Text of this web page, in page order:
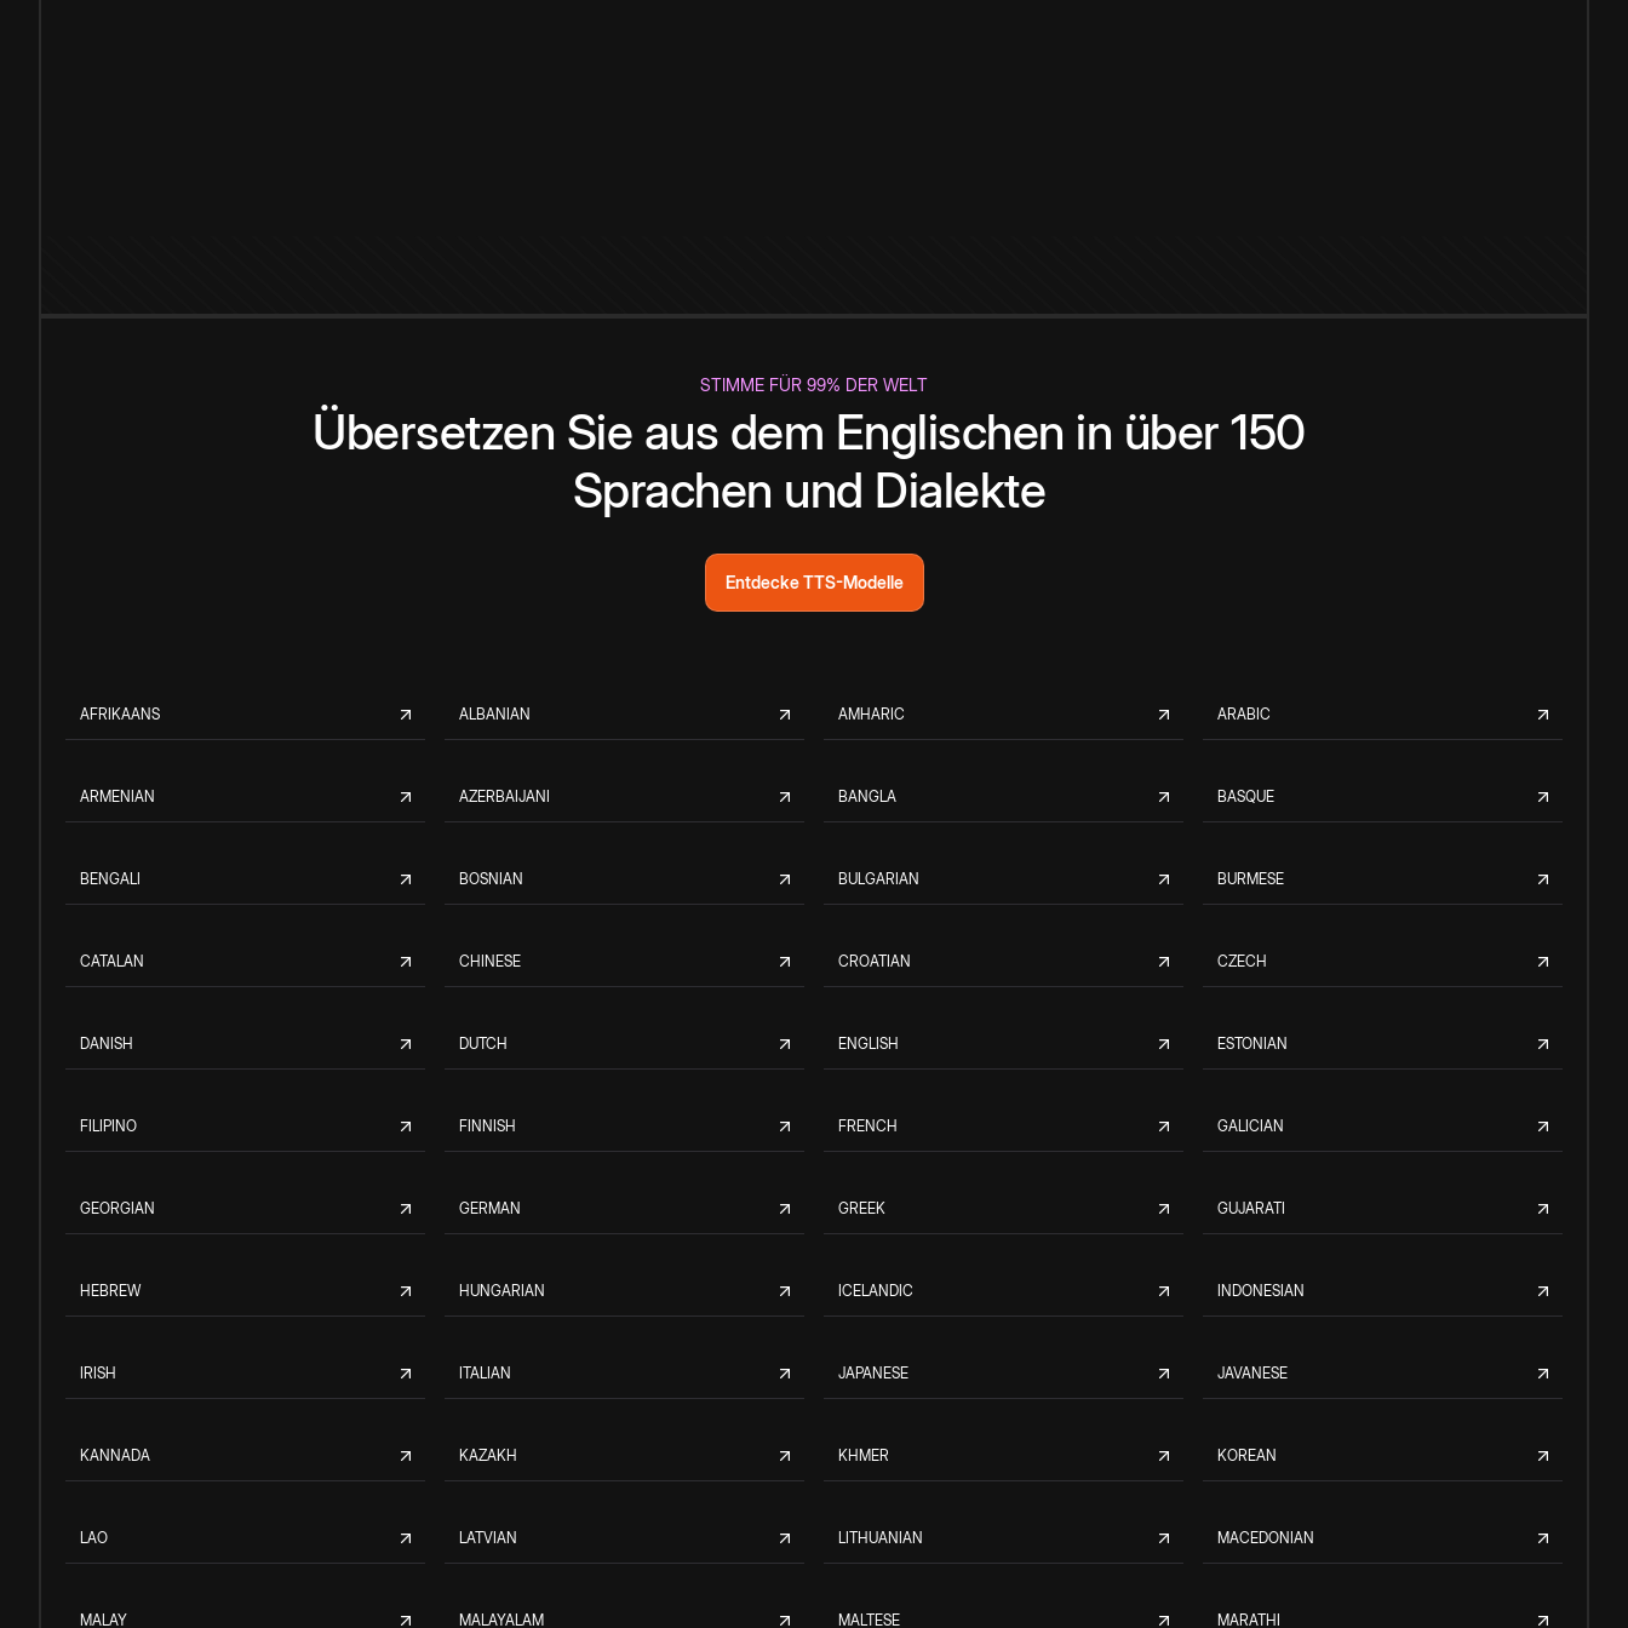
STIMME FÜR 99% DER WELT
Übersetzen Sie aus dem Englischen in über 150
Sprachen und Dialekte
Entdecke TTS-Modelle
AFRIKAANS ALBANIAN AMHARIC ARABIC
ARMENIAN AZERBAIJANI BANGLA BASQUE
BENGALI BOSNIAN BULGARIAN BURMESE
CATALAN CHINESE CROATIAN CZECH
DANISH DUTCH ENGLISH ESTONIAN
FILIPINO FINNISH FRENCH GALICIAN
GEORGIAN GERMAN GREEK GUJARATI
HEBREW HUNGARIAN ICELANDIC INDONESIAN
IRISH ITALIAN JAPANESE JAVANESE
KANNADA KAZAKH KHMER KOREAN
LAO LATVIAN LITHUANIAN MACEDONIAN
MALAY MALAYALAM MALTESE MARATHI